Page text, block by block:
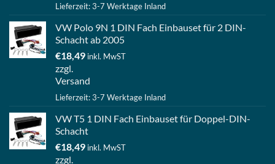
Lieferzeit: 3-7 Werktage Inland
VW Polo 9N 1 DIN Fach Einbauset für 2 DIN-
Schacht ab 2005
€18,49 inkl. MwST
zzgl.
Versand
Lieferzeit: 3-7 Werktage Inland
VW T5 1 DIN Fach Einbauset für Doppel-DIN-
Schacht
€18,49 inkl. MwST
zzgl.